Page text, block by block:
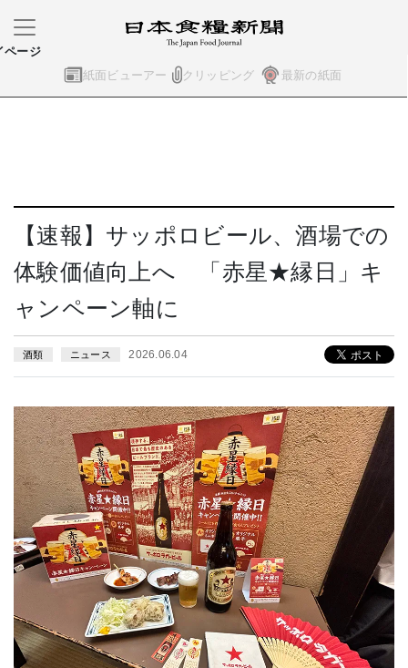
紙面ビューアー クリッピング 最新の紙面
ページ
【速報】サッポロビール、酒場での
体験価値向上へ 「赤星★縁日」キ
ャンペーン軸に
酒類 ニュース 2026.06.04